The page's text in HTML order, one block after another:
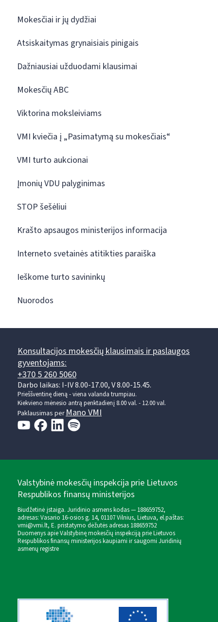
Mokesčiai ir jų dydžiai
Atsiskaitymas grynaisiais pinigais
Dažniausiai užduodami klausimai
Mokesčių ABC
Viktorina moksleiviams
VMI kviečia į „Pasimatymą su mokesčiais“
VMI turto aukcionai
Įmonių VDU palyginimas
STOP šešėliui
Krašto apsaugos ministerijos informacija
Interneto svetainės atitikties paraiška
Ieškome turto savininkų
Nuorodos
Konsultacijos mokesčių klausimais ir paslaugos
gyventojams:
+370 5 260 5060
Darbo laikas: I-IV 8.00-17.00, V 8.00-15.45.
Prieššventinę dieną - viena valanda trumpiau.
Kiekvieno mėnesio antrą penktadienį 8.00 val. - 12.00 val.
Paklausimas perMano VMI
Valstybinė mokesčių inspekcija prie Lietuvos
Respublikos finansų ministerijos
Biudžetinė įstaiga. Juridinio asmens kodas — 188659752,
adresas: Vasario 16-osios g. 14, 01107 Vilnius, Lietuva, el.paštas:
vmi@vmi.lt, E. pristatymo dėžutės adresas 188659752
Duomenys apie Valstybinę mokesčių inspekciją prie Lietuvos
Respublikos finansų ministerijos kaupiami ir saugomi Juridinių
asmenų registre